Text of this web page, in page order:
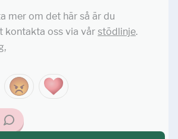
mer om det här så är du
kontakta oss via vår stödlinje.